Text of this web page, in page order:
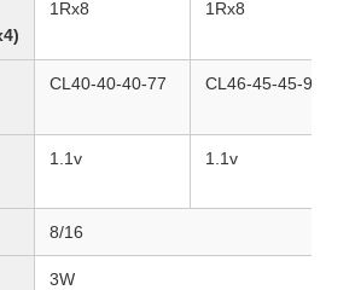
1Rx8 1Rx8
CL40-40-40-77 CL46-45-45-90
1.1v 1.1v
8/16
3W